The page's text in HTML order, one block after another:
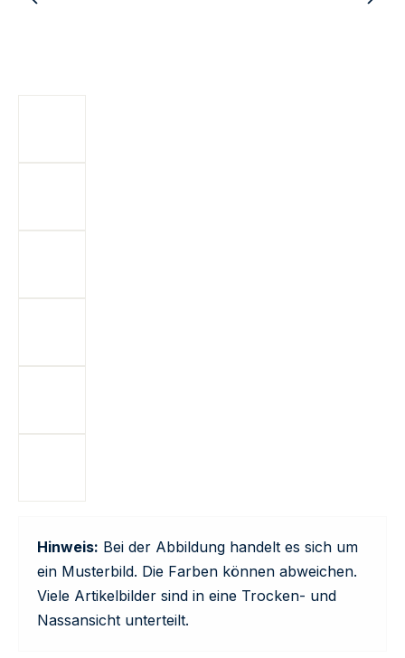
Hinweis: Bei der Abbildung handelt es sich um
ein Musterbild. Die Farben können abweichen.
Viele Artikelbilder sind in eine Trocken- und
Nassansicht unterteilt.